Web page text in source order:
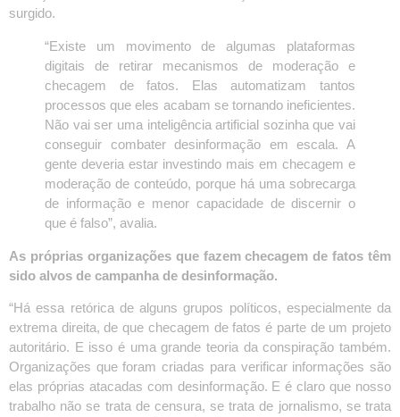
surgido.
“Existe um movimento de algumas plataformas
digitais de retirar mecanismos de moderação e
checagem de fatos. Elas automatizam tantos
processos que eles acabam se tornando ineficientes.
Não vai ser uma inteligência artificial sozinha que vai
conseguir combater desinformação em escala. A
gente deveria estar investindo mais em checagem e
moderação de conteúdo, porque há uma sobrecarga
de informação e menor capacidade de discernir o
que é falso”, avalia.
As próprias organizações que fazem checagem de fatos têm
sido alvos de campanha de desinformação.
“Há essa retórica de alguns grupos políticos, especialmente da
extrema direita, de que checagem de fatos é parte de um projeto
autoritário. E isso é uma grande teoria da conspiração também.
Organizações que foram criadas para verificar informações são
elas próprias atacadas com desinformação. E é claro que nosso
trabalho não se trata de censura, se trata de jornalismo, se trata